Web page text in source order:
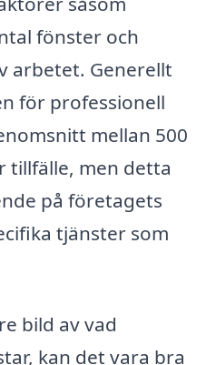
fönster och
arbetet. Generellt
för professionell
mellan 500
tillfälle, men detta
på företagets
tjänster som
bild av vad
kan det vara bra